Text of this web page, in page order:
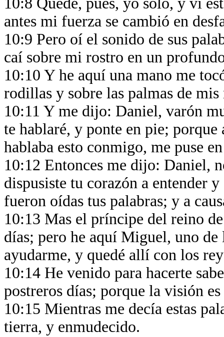
antes mi fuerza se cambió en
10:9 Pero oí el sonido de sus
caí sobre mi rostro en un
10:10 Y he aquí una mano me
rodillas y sobre las palmas de
10:11 Y me dijo: Daniel, varón
te hablaré, y ponte en pie;
hablaba esto conmigo, me puse
10:12 Entonces me dijo: Daniel,
dispusiste tu corazón a entender
fueron oídas tus palabras; y a
10:13 Mas el príncipe del reino
días; pero he aquí Miguel, uno
ayudarme, y quedé allí con los
10:14 He venido para hacerte
postreros días; porque la visión
10:15 Mientras me decía estas
tierra, y enmudecido.